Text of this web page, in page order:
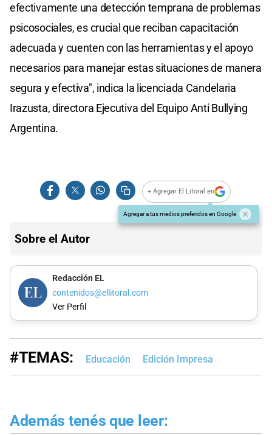
efectivamente una detección temprana de problemas
psicosociales, es crucial que reciban capacitación
adecuada y cuenten con las herramientas y el apoyo
necesarios para manejar estas situaciones de manera
segura y efectiva", indica la licenciada Candelaria
Irazusta, directora Ejecutiva del Equipo Anti Bullying
Argentina.
+ Agregar El Litoral en
Agregar a tus medios preferidos en Google
Sobre el Autor
Redacción EL
contenidos@ellitoral.com
Ver Perfil
#TEMAS: Educación Edición Impresa
Además tenés que leer: